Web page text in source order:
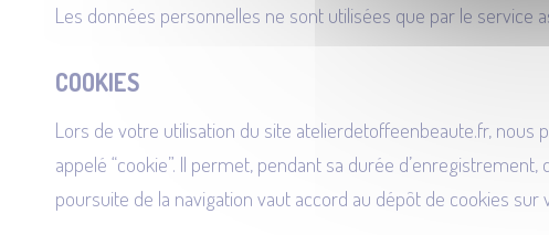
Les données personnelles ne sont utilisées que par le service
COOKIES
Lors de votre utilisation du site atelierdetoffeenbeaute.fr,
appelé “cookie”. Il permet, pendant sa durée
poursuite de la navigation vaut accord au dépôt de cookies sur